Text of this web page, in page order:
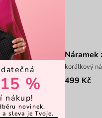
Náramek
korálkový
499 Kč
%
nákup!
novinek,
sleva je Tvoje.